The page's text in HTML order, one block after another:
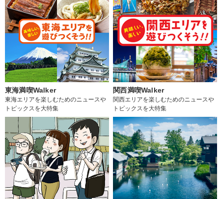
東海満喫Walker
東海エリアを楽しむためのニュースや
トピックスを大特集
関西満喫Walker
関西エリアを楽しむためのニュースや
トピックスを大特集